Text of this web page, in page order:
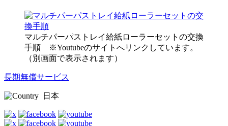
マルチパーパストレイ給紙ローラーセットの交換
手順 ※Youtubeのサイトへリンクしています。
（別画面で表示されます）
長期無償サービス
日本